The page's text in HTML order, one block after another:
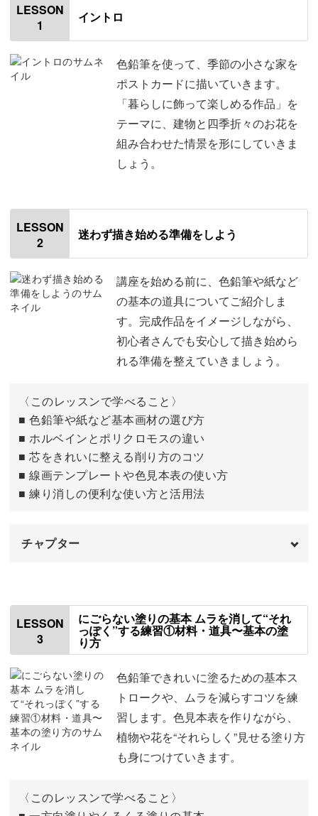
最小限の道具で迷わず始められるから、絵を描くのが久し
ぶりでも大丈夫◎
「SNSの上手な作品を見ると落ち込んでしまう…」という
方も、ぜひ気軽に楽しんでくださいね。
だからこそ、忙しい毎日の中でも「ほっとできる時間」が
自然と生まれていきます。
ゆるパースで描ける建物
「建物を描くのって難しそう…」そんな苦手意識がある方
講座では難しい遠近法を使わずに、かわいい建物を描くコ
ツを学んでいきます。
を少しずつ練習。
や光の表現にも挑戦しますよ。
花や草を添えることで、ただの建物ではなく“物語のある
風景”になっていきます。
描き終わる頃には、「私にも描けた！」という嬉しさをき
っと感じられるはずです♪
LESSON
1
イントロ
色鉛筆を使って、季節の小さな家を
ポストカードに描いていきます。
「暮らしに飾って楽しめる作品」を
テーマに、建物と四季折々のお花を
組み合わせた情景を形にしていきま
しょう。
LESSON
2
迷わず描き始める準備をしよう
講座を始める前に、色鉛筆や紙など
の基本の道具についてご紹介しま
す。完成作品をイメージしながら、
初心者さんでも安心して描き始めら
れる準備を整えていきましょう。
〈このレッスンで学べること〉
■ 色鉛筆や紙など基本画材の選び方
■ ホルベインとポリクロモスの違い
■ 芯をきれいに整える削り方のコツ
■ 線画テンプレートや色見本表の使い方
■ 練り消しの便利な使い方と活用法
チャプター
色鉛筆の紹介 01:18
その他の道具について
色鉛筆の削り方 06:10
紙の紹介 09:32
今回の作品について 10:39
おわりに
LESSON
3
にごらない塗りの基本 ムラを消して“それ
っぽく”する練習①材料・道具〜基本の塗
り方
色鉛筆できれいに塗るための基本ス
トロークや、ムラを減らすコツを練
習します。色見本表を作りながら、
植物や花を“それらしく”見せる塗り方
も身につけていきます。
〈このレッスンで学べること〉